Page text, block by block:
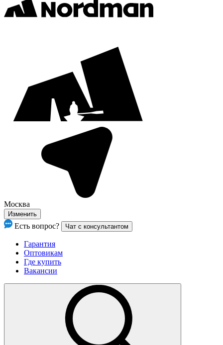
Москва
Изменить
Есть вопрос? Чат с консультантом
Гарантия
Оптовикам
Где купить
Вакансии